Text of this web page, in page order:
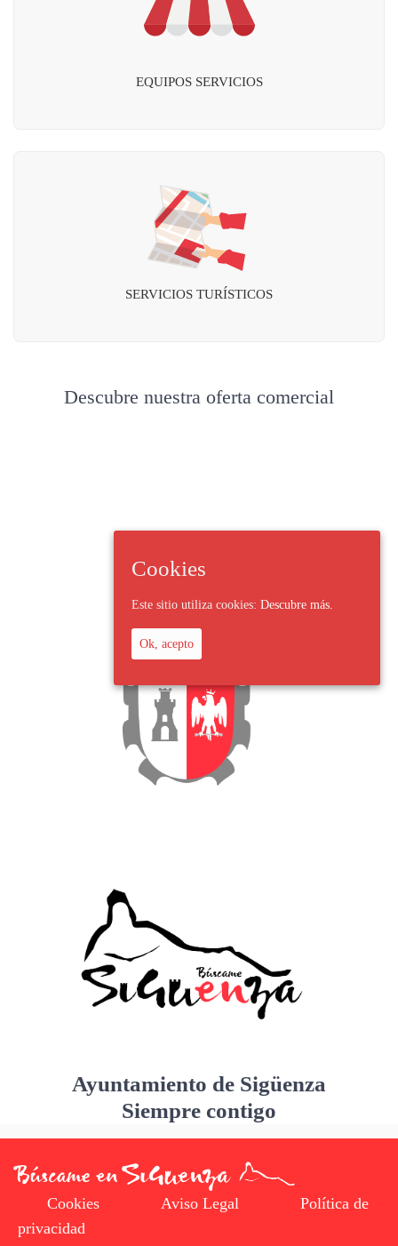
EQUIPOS SERVICIOS
SERVICIOS TURÍSTICOS
Descubre nuestra oferta comercial
Ayuntamiento de Sigüenza
Siempre contigo
Cookies Aviso Legal
Política de
privacidad
Cookies
Este sitio utiliza cookies: Descubre más.
Ok, acepto